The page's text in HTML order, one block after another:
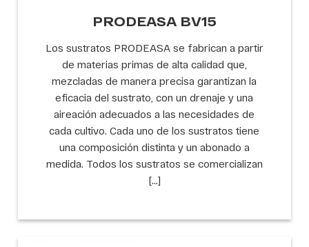
PRODEASA BV15
Los sustratos PRODEASA se fabrican a partir
de materias primas de alta calidad que,
mezcladas de manera precisa garantizan la
eficacia del sustrato, con un drenaje y una
aireación adecuados a las necesidades de
cada cultivo. Cada uno de los sustratos tiene
una composición distinta y un abonado a
medida. Todos los sustratos se comercializan
[…]